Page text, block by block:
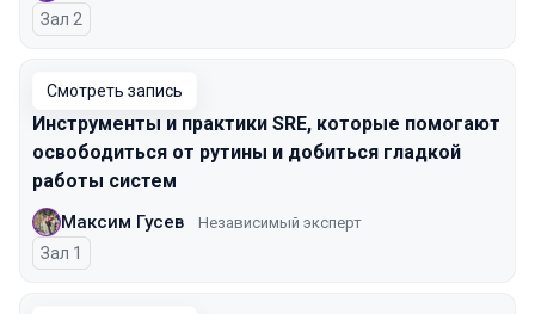
Зал 2
Смотреть запись
Инструменты и практики SRE, которые помогают
освободиться от рутины и добиться гладкой
работы систем
Максим Гусев Независимый эксперт
Зал 1